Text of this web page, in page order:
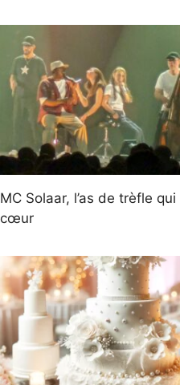
MC Solaar, l’as de trèfle
cœur